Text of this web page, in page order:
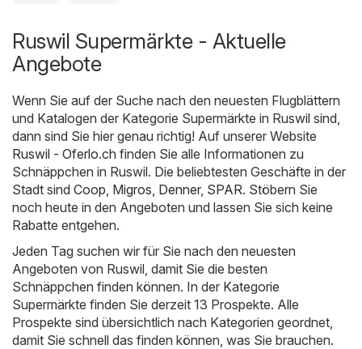
Ruswil Supermärkte - Aktuelle
Angebote
Wenn Sie auf der Suche nach den neuesten Flugblättern
und Katalogen der Kategorie Supermärkte in Ruswil sind,
dann sind Sie hier genau richtig! Auf unserer Website
Ruswil - Oferlo.ch finden Sie alle Informationen zu
Schnäppchen in Ruswil. Die beliebtesten Geschäfte in der
Stadt sind Coop Migros Denner, SPAR. Stöbern Sie
noch heute in den Angeboten und lassen Sie sich keine
Rabatte entgehen.
Jeden Tag suchen wir für Sie nach den neuesten
Angeboten von Ruswil, damit Sie die besten
Schnäppchen finden können. In der Kategorie
Supermärkte finden Sie derzeit 13 Prospekte. Alle
Prospekte sind übersichtlich nach Kategorien geordnet,
damit Sie schnell das finden können, was Sie brauchen.